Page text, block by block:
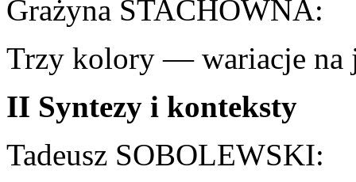
Grażyna STACHÓWNA:
Trzy kolory — wariacje
II Syntezy i konteksty
Tadeusz SOBOLEWSKI: